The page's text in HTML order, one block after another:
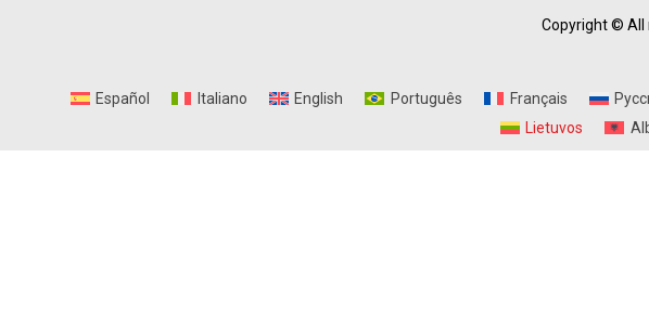
Copyright © All
Español Italiano English Português Français
Lietuvos